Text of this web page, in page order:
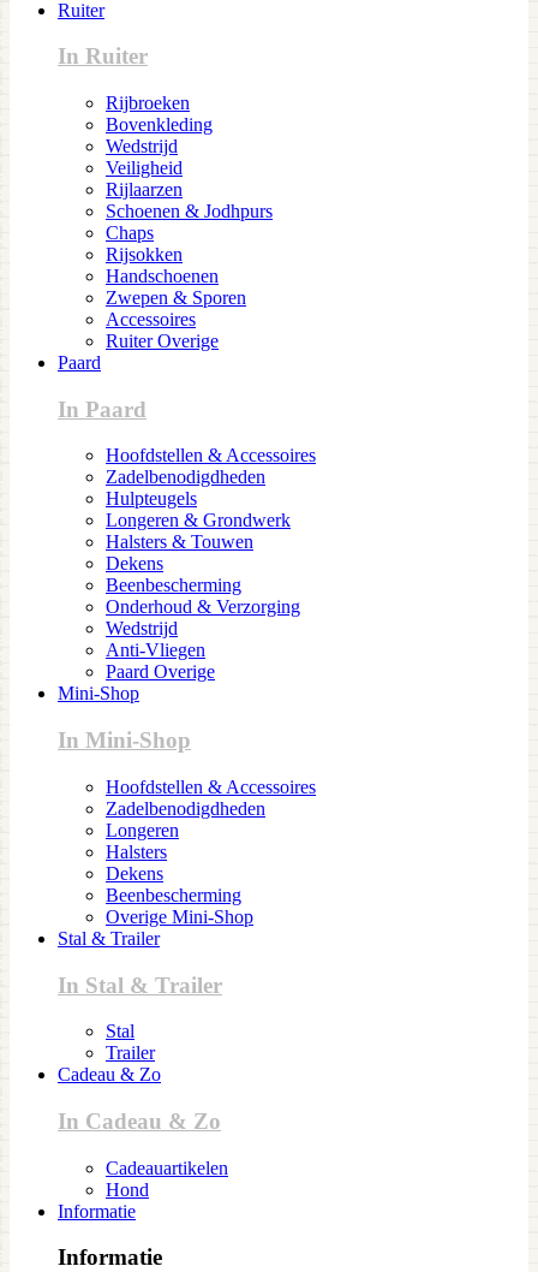
Ruiter
In Ruiter
Rijbroeken
Bovenkleding
Wedstrijd
Veiligheid
Rijlaarzen
Schoenen & Jodhpurs
Chaps
Rijsokken
Handschoenen
Zwepen & Sporen
Accessoires
Ruiter Overige
Paard
In Paard
Hoofdstellen & Accessoires
Zadelbenodigdheden
Hulpteugels
Longeren & Grondwerk
Halsters & Touwen
Dekens
Beenbescherming
Onderhoud & Verzorging
Wedstrijd
Anti-Vliegen
Paard Overige
Mini-Shop
In Mini-Shop
Hoofdstellen & Accessoires
Zadelbenodigdheden
Longeren
Halsters
Dekens
Beenbescherming
Overige Mini-Shop
Stal & Trailer
In Stal & Trailer
Stal
Trailer
Cadeau & Zo
In Cadeau & Zo
Cadeauartikelen
Hond
Informatie
Informatie